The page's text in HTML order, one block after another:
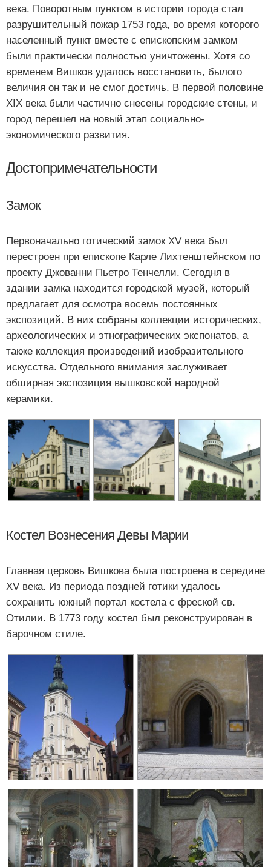
века. Поворотным пунктом в истории города стал
разрушительный пожар 1753 года, во время которого
населенный пункт вместе с епископским замком
были практически полностью уничтожены. Хотя со
временем Вишков удалось восстановить, былого
величия он так и не смог достичь. В первой половине
XIX века были частично снесены городские стены, и
город перешел на новый этап социально-
экономического развития.
Достопримечательности
Замок
Первоначально готический замок XV века был
перестроен при епископе Карле Лихтенштейнском по
проекту Джованни Пьетро Тенчелли. Сегодня в
здании замка находится городской музей, который
предлагает для осмотра восемь постоянных
экспозиций. В них собраны коллекции исторических,
археологических и этнографических экспонатов, а
также коллекция произведений изобразительного
искусства. Отдельного внимания заслуживает
обширная экспозиция вышковской народной
керамики.
Костел Вознесения Девы Марии
Главная церковь Вишкова была построена в середине
XV века. Из периода поздней готики удалось
сохранить южный портал костела с фреской св.
Отилии. В 1773 году костел был реконструирован в
барочном стиле.